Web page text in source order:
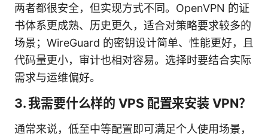
两者都很安全，但实现方式不同。OpenVPN 的证
书体系更成熟、历史更久，适合对策略要求较多的
场景；WireGuard 的密钥设计简单、性能更好，且
代码量更小，审计也相对容易。选择时要结合实际
需求与运维偏好。
3. 我需要什么样的 VPS 配置来安装 VPN？
通常来说，低至中等配置即可满足个人使用场景，